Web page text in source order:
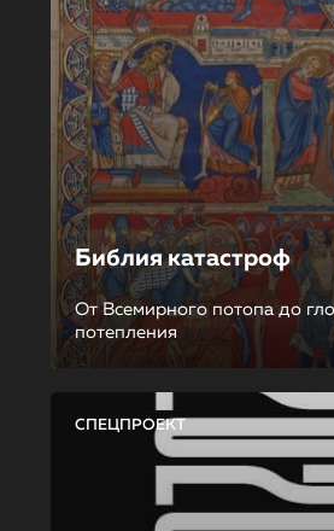
Библия катастроф
От Всемирного потопа до
потепления
СПЕЦПРОЕКТ